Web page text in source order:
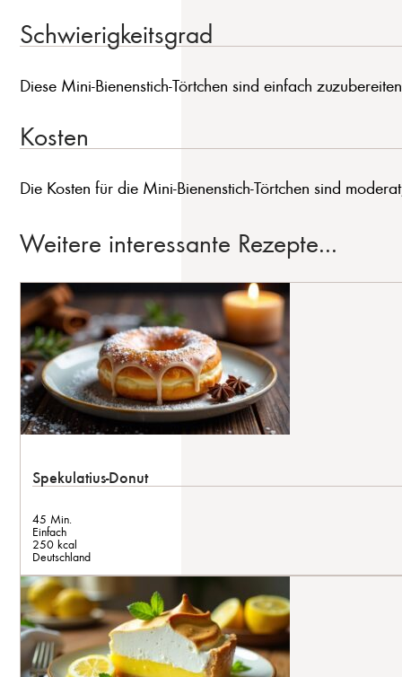
Schwierigkeitsgrad
Diese Mini-Bienenstich-Törtchen sind einfach
Kosten
Die Kosten für die Mini-Bienenstich-Törtchen sind
Weitere interessante Rezepte...
Spekulatius-Donut
45 Min.
Einfach
250 kcal
Deutschland